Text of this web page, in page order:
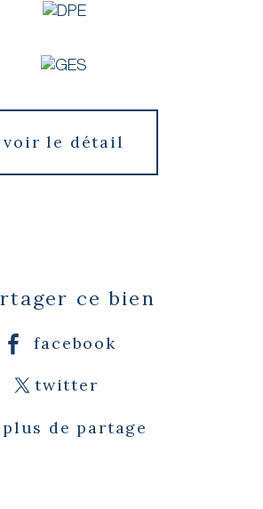
voir le détail
ce bien
facebook
twitter
plus de partage